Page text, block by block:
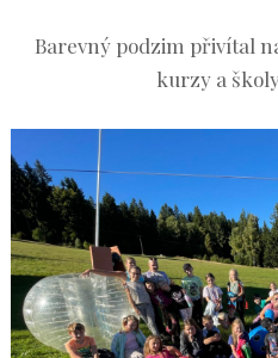
Barevný podzim přivítal
kurzy a